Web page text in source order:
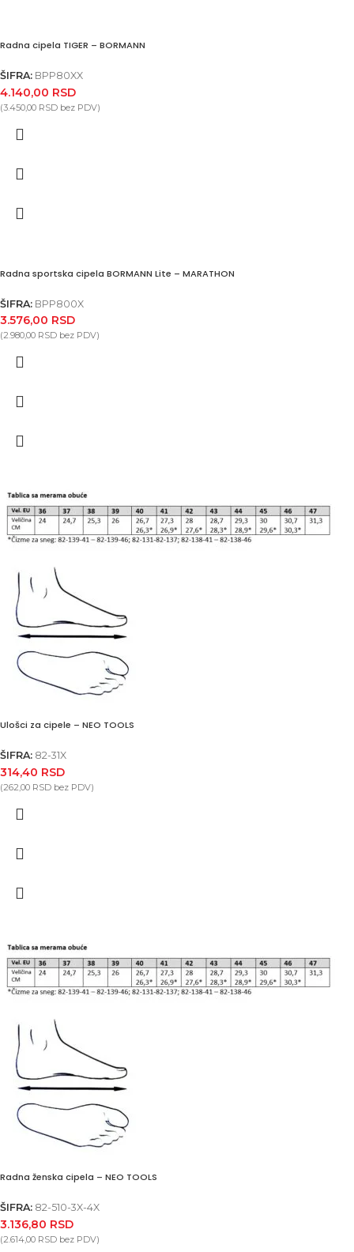
Radna cipela TIGER – BORMANN
ŠIFRA: BPP80XX
4.140,00 RSD
(3.450,00 RSD bez PDV)
Radna sportska cipela BORMANN Lite – MARATHON
ŠIFRA: BPP800X
3.576,00 RSD
(2.980,00 RSD bez PDV)
Ulošci za cipele – NEO TOOLS
ŠIFRA: 82-31X
314,40 RSD
(262,00 RSD bez PDV)
Radna ženska cipela – NEO TOOLS
ŠIFRA: 82-510-3X-4X
3.136,80 RSD
(2.614,00 RSD bez PDV)